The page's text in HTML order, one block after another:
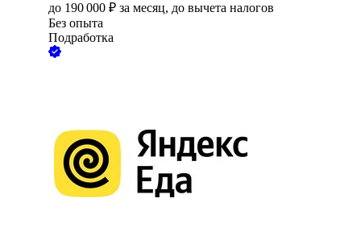
до 190 000 ₽ за месяц, до вычета налогов
Без опыта
Подработка